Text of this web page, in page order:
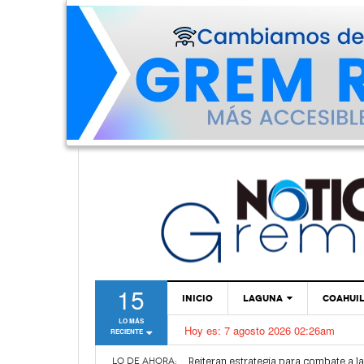
15
LO MÁS
RECIENTE
INICIO LAGUNA
TORREÓN
GÓMEZ PALACIO
Hoy es: 7 agosto 2026 02:26am
LO DE AHORA:
Alertan por plaga de garrapatas en